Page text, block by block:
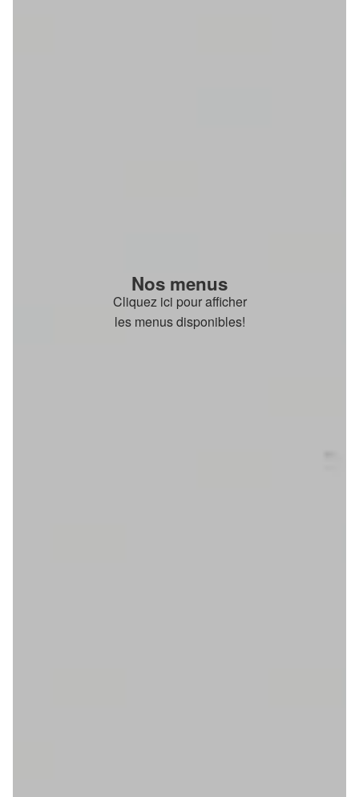
Nos menus
Cliquez ici pour afficher
les menus disponibles!